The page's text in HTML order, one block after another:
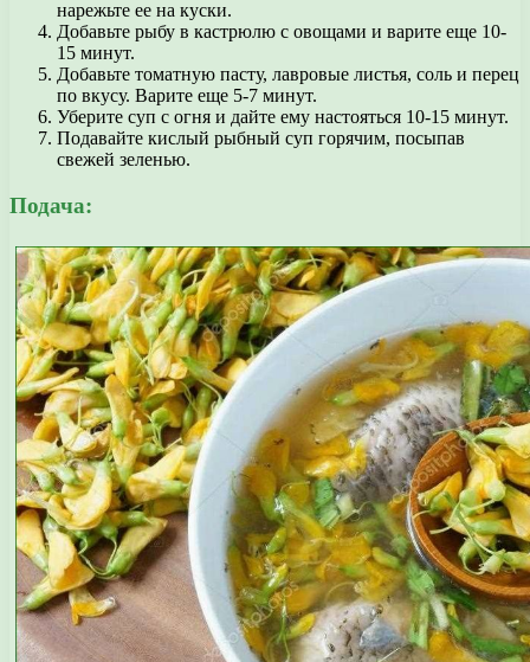
нарежьте ее на куски.
Добавьте рыбу в кастрюлю с овощами и варите еще 10-
15 минут.
Добавьте томатную пасту, лавровые листья, соль и перец
по вкусу. Варите еще 5-7 минут.
Уберите суп с огня и дайте ему настояться 10-15 минут.
Подавайте кислый рыбный суп горячим, посыпав
свежей зеленью.
Подача: